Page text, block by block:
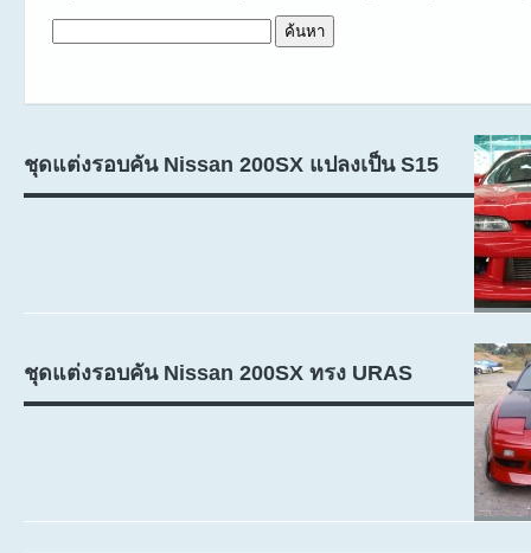
ชุดแต่งรอบคัน Nissan 200SX แปลงเป็น S15
ชุดแต่งรอบคัน Nissan 200SX ทรง URAS